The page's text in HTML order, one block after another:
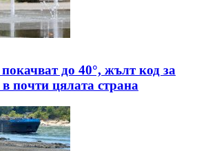
до 40°, жълт код за
почти цялата страна